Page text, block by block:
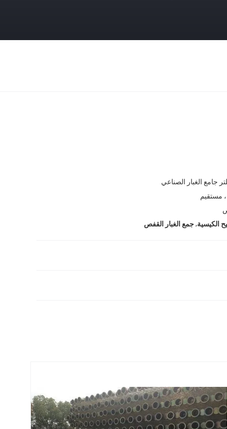
جامع الغبار الصناعي
مستقيم
الكيسية,جمع الغبار القفص